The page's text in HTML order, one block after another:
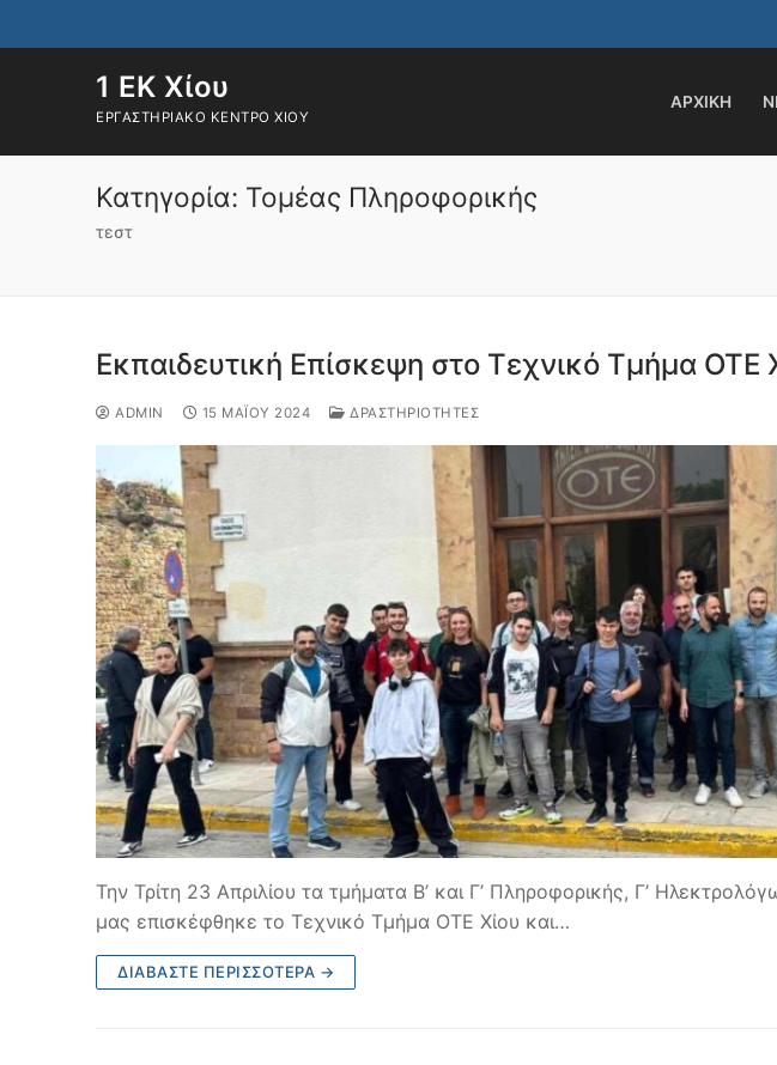
στο
περιεχόμενο1 ΕΚ Χίου
ΕΡΓΑΣΤΗΡΙΑΚΌ ΚΈΝΤΡΟ ΧΊΟΥ
ΑΡΧΙΚΗ
Κατηγορία: Τομέας Πληροφορικής
τεστ
Εκπαιδευτική Επίσκεψη στο Τεχνικό Τμήμα ΟΤΕ
ADMIN 15 ΜΑΪ́ΟΥ 2024 ΔΡΑΣΤΗΡΙΌΤΗΤΕΣ
Την Τρίτη 23 Απριλίου τα τμήματα Β’ και Γ’ Πληροφορικής, Γ’
μας επισκέφθηκε το Τεχνικό Τμήμα ΟΤΕ Χίου και…
ΔΙΑΒΆΣΤΕ ΠΕΡΙΣΣΌΤΕΡΑ →